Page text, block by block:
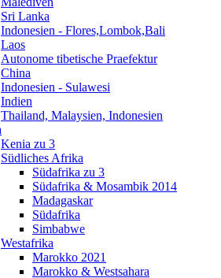
Sri Lanka
Indonesien - Flores,Lombok,Bali
Laos
Autonome tibetische Praefektur
China
Indonesien - Sulawesi
Indien
Thailand, Malaysien, Indonesien
Kenia zu 3
Südliches Afrika
Südafrika zu 3
Südafrika & Mosambik 2014
Madagaskar
Südafrika
Simbabwe
Westafrika
Marokko 2021
Marokko & Westsahara